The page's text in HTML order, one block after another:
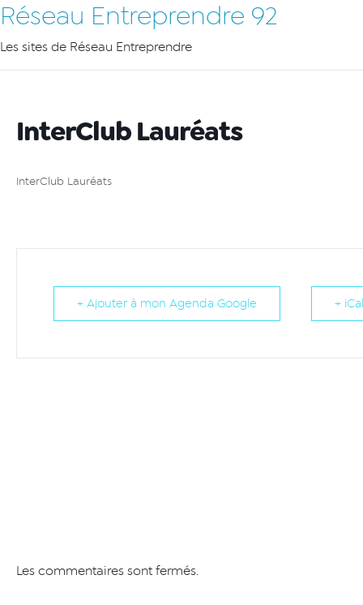
Réseau Entreprendre 92
Les sites de Réseau Entreprendre
InterClub Lauréats
InterClub Lauréats
+ Ajouter à mon Agenda Google +
Les commentaires sont fermés.